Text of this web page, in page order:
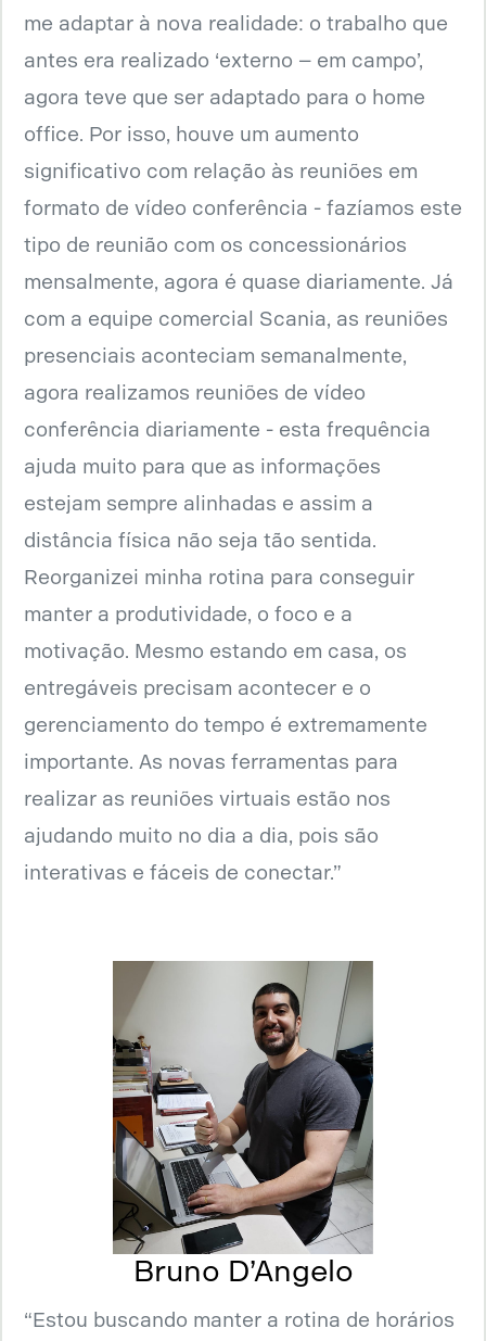
me adaptar à nova realidade: o trabalho que
antes era realizado ‘externo – em campo’,
agora teve que ser adaptado para o home
office. Por isso, houve um aumento
significativo com relação às reuniões em
formato de vídeo conferência - fazíamos este
tipo de reunião com os concessionários
mensalmente, agora é quase diariamente. Já
com a equipe comercial Scania, as reuniões
presenciais aconteciam semanalmente,
agora realizamos reuniões de vídeo
conferência diariamente - esta frequência
ajuda muito para que as informações
estejam sempre alinhadas e assim a
distância física não seja tão sentida.
Reorganizei minha rotina para conseguir
manter a produtividade, o foco e a
motivação. Mesmo estando em casa, os
entregáveis precisam acontecer e o
gerenciamento do tempo é extremamente
importante. As novas ferramentas para
realizar as reuniões virtuais estão nos
ajudando muito no dia a dia, pois são
interativas e fáceis de conectar.”
Bruno D’Angelo
“Estou buscando manter a rotina de horários